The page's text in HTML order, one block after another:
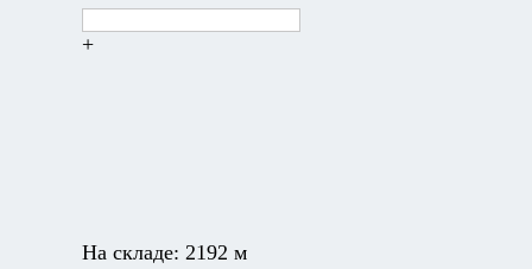
+
На складе: 2192 м